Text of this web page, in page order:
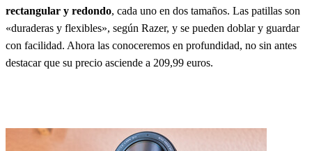
rectangular y redondo, cada uno en dos tamaños. Las patillas son
«duraderas y flexibles», según Razer, y se pueden doblar y guardar
con facilidad. Ahora las conoceremos en profundidad, no sin antes
destacar que su precio asciende a 209,99 euros.